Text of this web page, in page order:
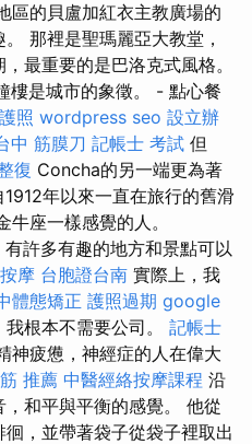
區的貝盧加紅衣主教廣場的
那裡是聖瑪麗亞大教堂，
最重要的是巴洛克式風格。
樓是城市的象徵。 - 點心餐
照 wordpress seo 設立辦
中 筋膜刀 記帳士 考試 但
復 Concha的另一端更為著
年以來一直在旅行的舊滑
座一樣感覺的人。
有許多有趣的地方和景點可以
摩 台胞證台南 實際上，我
體態矯正 護照過期 google
根本不需要公司。 記帳士
神疲憊，神經症的人在偉大
推薦 中醫經絡按摩課程 沿
和平與平衡的感覺。 他從
，並帶著袋子從袋子裡取出